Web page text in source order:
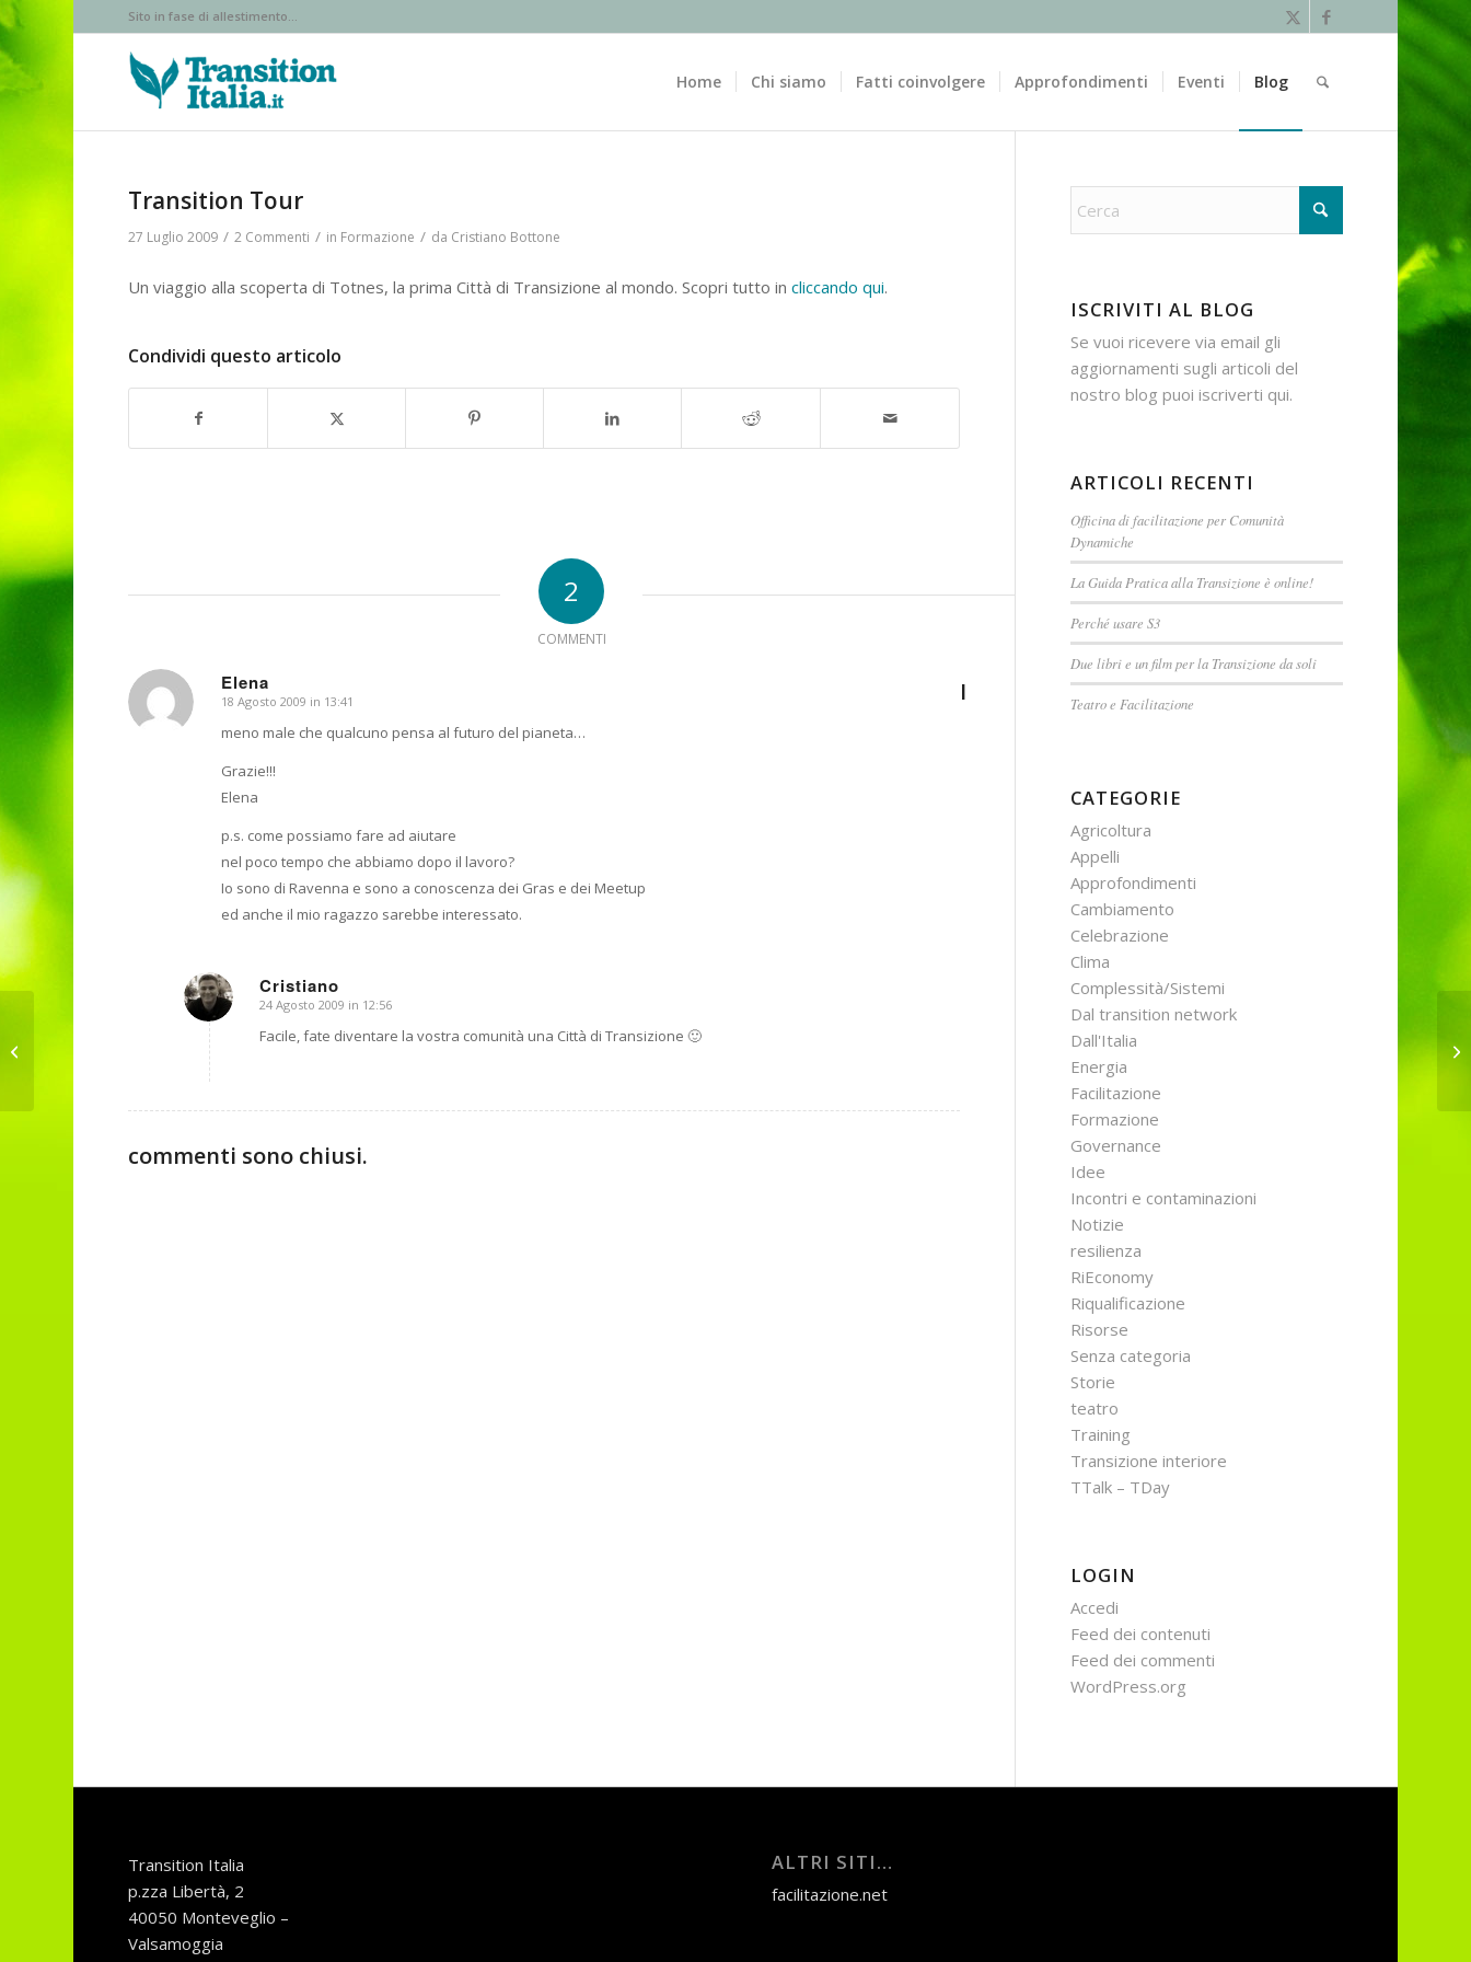
Sito in fase di allestimento...
Home Chi siamo Fatti coinvolgere Approfondimenti Eventi Blog
Transition Tour
27 Luglio 2009 / 2 Commenti / in Formazione / da Cristiano Bottone
Un viaggio alla scoperta di Totnes, la prima Città di Transizione al mondo. Scopri tutto incliccando qui.
Condividi questo articolo
2
COMMENTI
Elena
dice:
18 Agosto 2009 in 13:41
meno male che qualcuno pensa al futuro del pianeta…
Grazie!!!
Elena
p.s. come possiamo fare ad aiutare
nel poco tempo che abbiamo dopo il lavoro?
Io sono di Ravenna e sono a conoscenza dei Gras e dei Meetup
ed anche il mio ragazzo sarebbe interessato.
Cristiano
dice:
24 Agosto 2009 in 12:56
Facile, fate diventare la vostra comunità una Città di Transizione 🙂
I
commenti sono chiusi.
ISCRIVITI AL BLOG
Se vuoi ricevere via email gli
aggiornamenti sugli articoli del
nostro blog puoi iscriverti qui.
ARTICOLI RECENTI
Officina di facilitazione per Comunità
Dynamiche
La Guida Pratica alla Transizione è online!
Perché usare S3
Due libri e un film per la Transizione da soli
Teatro e Facilitazione
CATEGORIE
Agricoltura
Appelli
Approfondimenti
Cambiamento
Celebrazione
Clima
Complessità/Sistemi
Dal transition network
Dall'Italia
Energia
Facilitazione
Formazione
Governance
Idee
Incontri e contaminazioni
Notizie
resilienza
RiEconomy
Riqualificazione
Risorse
Senza categoria
Storie
teatro
Training
Transizione interiore
TTalk – TDay
LOGIN
Accedi
Feed dei contenuti
Feed dei commenti
WordPress.org
Transition Italia
p.zza Libertà, 2
40050 Monteveglio –
Valsamoggia
ALTRI SITI…
facilitazione.net